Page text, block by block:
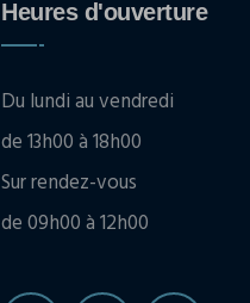
Heures d'ouverture
Du lundi au vendredi
de 13h00 à 18h00
Sur rendez-vous
de 09h00 à 12h00